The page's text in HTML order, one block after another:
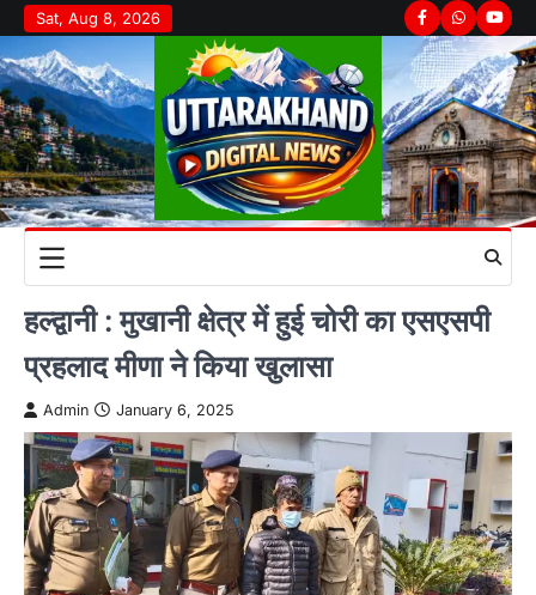
Skip
to
content
Sat, Aug 8, 2026 Facebook
Whatsapp
हल्द्वानी : मुखानी क्षेत्र में हुई चोरी का एसएसपी
प्रहलाद मीणा ने किया खुलासा
Admin January 6, 2025